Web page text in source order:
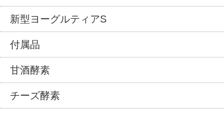
新型ヨーグルティアS
付属品
甘酒酵素
チーズ酵素